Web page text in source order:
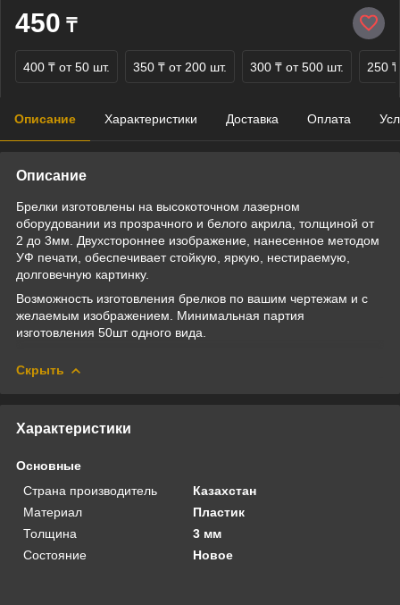
450 ₸
400 ₸ от 50 шт. 350 ₸ от 200 шт. 300 ₸ от 500 шт. 250 ₸
Описание Характеристики Доставка Оплата
Описание
Брелки изготовлены на высокоточном лазерном
оборудовании из прозрачного и белого акрила, толщиной от
2 до 3мм. Двухстороннее изображение, нанесенное методом
УФ печати, обеспечивает стойкую, яркую, нестираемую,
долговечную картинку.
Возможность изготовления брелков по вашим чертежам и с
желаемым изображением. Минимальная партия
изготовления 50шт одного вида.
Скрыть
Характеристики
Основные
Страна производитель
Казахстан
Материал
Пластик
Толщина
3 мм
Состояние
Новое